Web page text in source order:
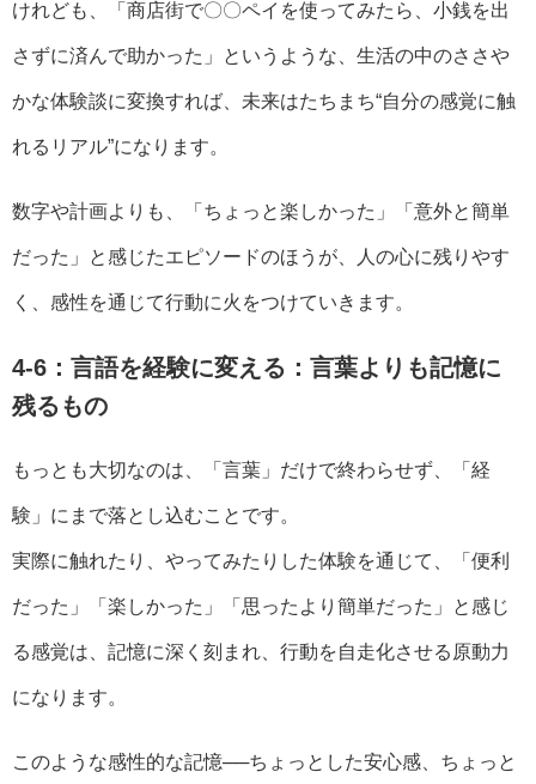
けれども、「商店街で〇〇ペイを使ってみたら、小銭を出
さずに済んで助かった」というような、生活の中のささや
かな体験談に変換すれば、未来はたちまち“自分の感覚に触
れるリアル”になります。
数字や計画よりも、「ちょっと楽しかった」「意外と簡単
だった」と感じたエピソードのほうが、人の心に残りやす
く、感性を通じて行動に火をつけていきます。
4-6：言語を経験に変える：言葉よりも記憶に
残るもの
もっとも大切なのは、「言葉」だけで終わらせず、「経
験」にまで落とし込むことです。
実際に触れたり、やってみたりした体験を通じて、「便利
だった」「楽しかった」「思ったより簡単だった」と感じ
る感覚は、記憶に深く刻まれ、行動を自走化させる原動力
になります。
このような感性的な記憶──ちょっとした安心感、ちょっと